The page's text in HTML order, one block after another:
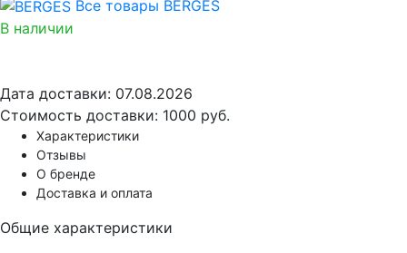
Все товары BERGES
В наличии
Дата доставки: 07.08.2026
Стоимость доставки: 1000 руб.
Характеристики
Отзывы
О бренде
Доставка и оплата
Общие характеристики